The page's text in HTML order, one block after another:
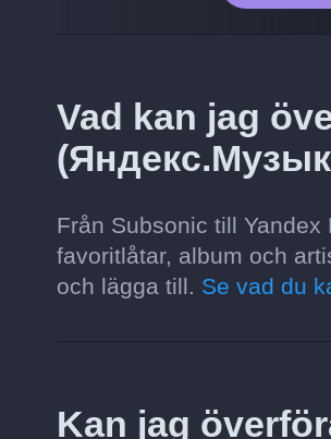
Vad kan jag
Från Subsonic till
favoritlåtar, album och
och lägga till. Se vad du
Kan jag